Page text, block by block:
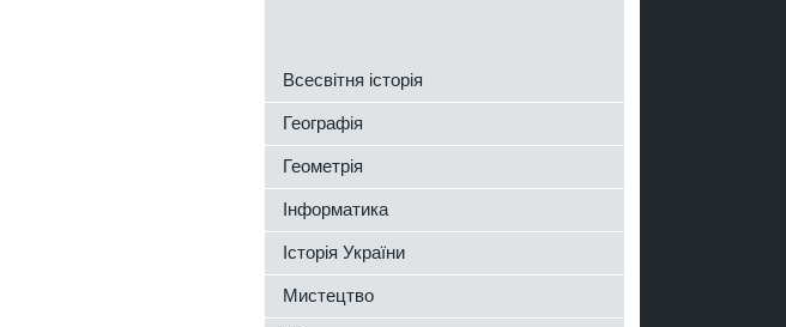
Всесвітня історія
Географія
Геометрія
Інформатика
Історія України
Мистецтво